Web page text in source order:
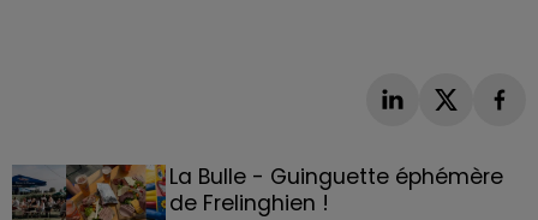
La Bulle - Guinguette éphémère
de Frelinghien !